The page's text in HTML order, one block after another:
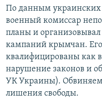
По данным украинских
военный комиссар
планы и
кампаний крымчан.
квалифицированы как
нарушение законов и
УК Украины).
лишения свободы.